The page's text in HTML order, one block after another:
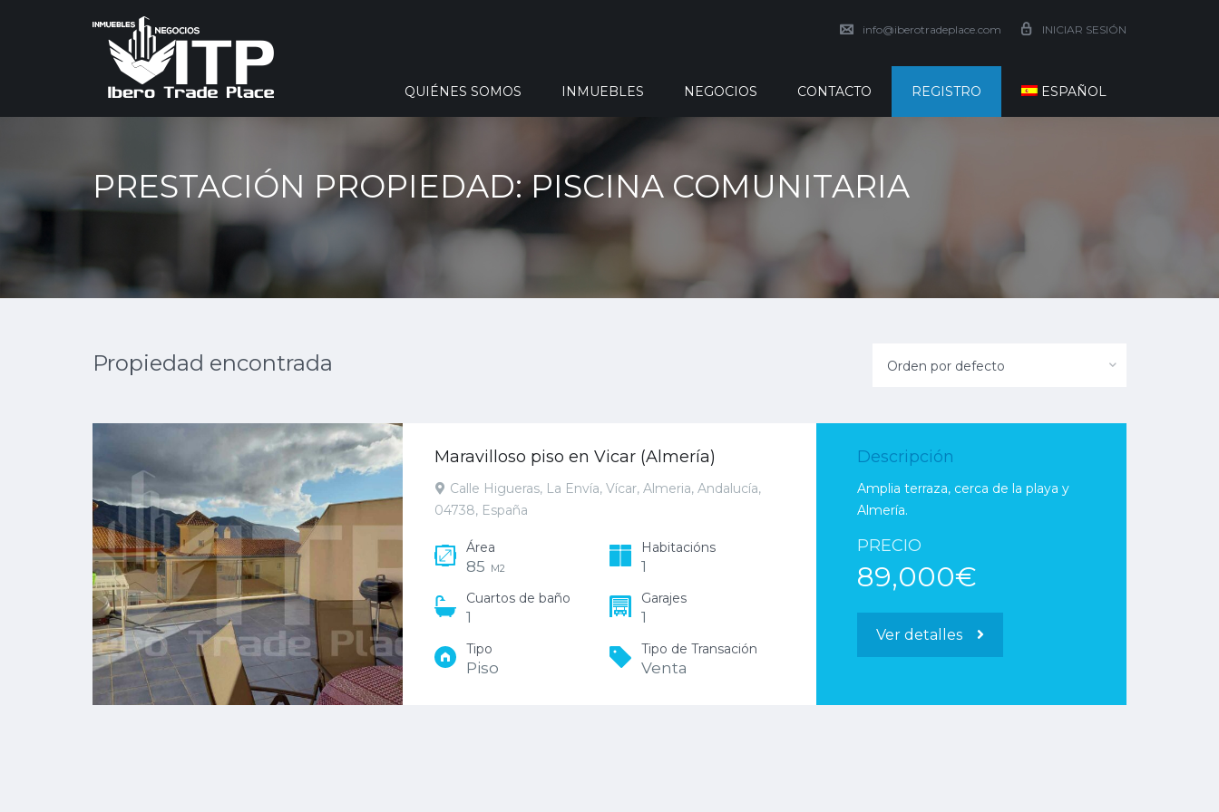
info@iberotradeplace.com INICIAR SESIÓN
QUIÉNES SOMOS INMUEBLES NEGOCIOS CONTACTO REGISTRO ESPAÑOL
PRESTACIÓN PROPIEDAD: PISCINA COMUNITARIA
Propiedad encontrada Orden por defecto
Maravilloso piso en Vicar (Almería)
Calle Higueras, La Envía, Vícar, Almeria, Andalucía,
04738, España
Área
85 M2
Habitacións
1
Cuartos de baño
1
Garajes
1
Tipo
Piso
Tipo de Transación
Venta
Descripción
Amplia terraza, cerca de la playa y
Almería.
PRECIO
89,000€
Ver detalles